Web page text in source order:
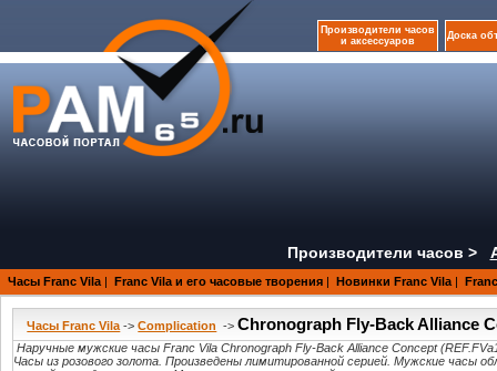
Производители часов
и аксессуаров
Доска
Производители часов >
Часы Franc Vila | Franc Vila и его часовые творения | Новинки Franc Vila |
Часы Franc Vila ->Complication ->Chronograph Fly-Back Alliance
Наручные мужские часы Franc Vila Chronograph Fly-Back Alliance Concept
Часы из розового золота. Произведены лимитированной серией. Мужские часы